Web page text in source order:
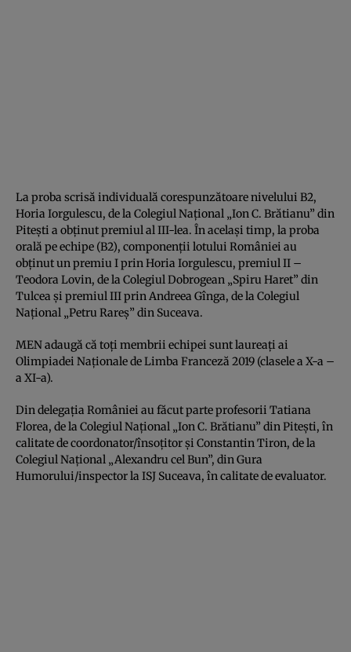
La proba scrisă individuală corespunzătoare nivelului B2,
Horia Iorgulescu, de la Colegiul Naţional „Ion C. Brătianu” din
Piteşti a obţinut premiul al III-lea. În acelaşi timp, la proba
orală pe echipe (B2), componenţii lotului României au
obţinut un premiu I prin Horia Iorgulescu, premiul II –
Teodora Lovin, de la Colegiul Dobrogean „Spiru Haret” din
Tulcea şi premiul III prin Andreea Gînga, de la Colegiul
Naţional „Petru Rareş” din Suceava.
MEN adaugă că toţi membrii echipei sunt laureaţi ai
Olimpiadei Naţionale de Limba Franceză 2019 (clasele a X-a –
a XI-a).
Din delegaţia României au făcut parte profesorii Tatiana
Florea, de la Colegiul Naţional „Ion C. Brătianu” din Piteşti, în
calitate de coordonator/însoţitor şi Constantin Tiron, de la
Colegiul Naţional „Alexandru cel Bun”, din Gura
Humorului/inspector la ISJ Suceava, în calitate de evaluator.